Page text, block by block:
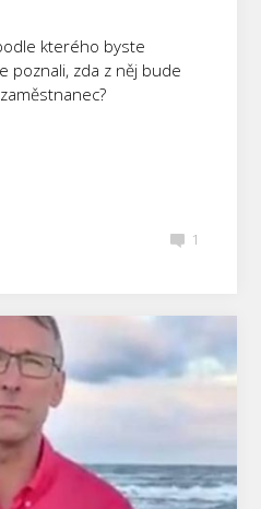
kterého byste
poznali, zda z něj bude
1